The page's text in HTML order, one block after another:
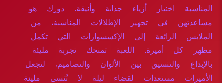
المناسبة اختيار أزياء جذابة وأنيقة. دورك هو
مساعدتهن في تجهيز الإطلالات المناسبة، من
الملابس الرائعة إلى الإكسسوارات التي تكمل
مظهر كل أميرة. اللعبة تمنحك تجربة مليئة
بالإبداع والتنسيق بين الألوان والتصاميم، لتجعل
الأميرات مستعدات لقضاء ليلة لا تُنسى مليئة